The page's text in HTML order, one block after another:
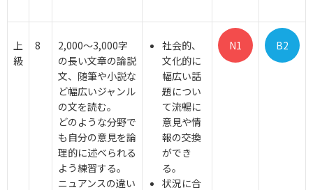
上
級
8
2,000～3,000字
の長い文章の論説
文、随筆や小説な
ど幅広いジャンル
の文を読む。
どのような分野で
も自分の意見を論
理的に述べられる
よう練習する。
ニュアンスの違い
社会的、
文化的に
幅広い話
題につい
て流暢に
意見や情
報の交換
ができ
る。
状況に合
N1 B2